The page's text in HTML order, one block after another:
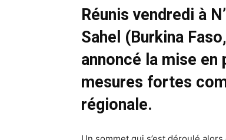
Réunis vendredi à
Sahel (Burkina
annoncé la mise en
mesures fortes
régionale.